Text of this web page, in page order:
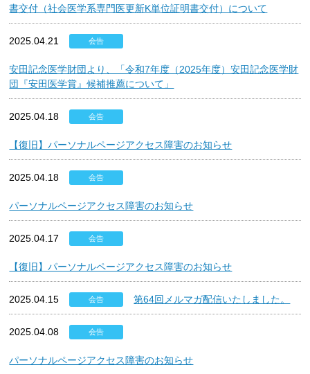
書交付（社会医学系専門医更新K単位証明書交付）について
2025.04.21 会告
安田記念医学財団より、「令和7年度（2025年度）安田記念医学財
団『安田医学賞』候補推薦について」
2025.04.18 会告
【復旧】パーソナルページアクセス障害のお知らせ
2025.04.18 会告
パーソナルページアクセス障害のお知らせ
2025.04.17 会告
【復旧】パーソナルページアクセス障害のお知らせ
2025.04.15 会告 第64回メルマガ配信いたしました。
2025.04.08 会告
パーソナルページアクセス障害のお知らせ